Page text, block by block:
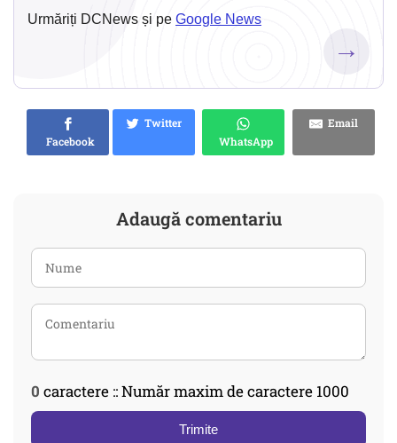
Urmăriți DCNews și pe Google News
→
Facebook
Twitter
WhatsApp
Email
Adaugă comentariu
0 caractere :: Număr maxim de caractere 1000
Trimite